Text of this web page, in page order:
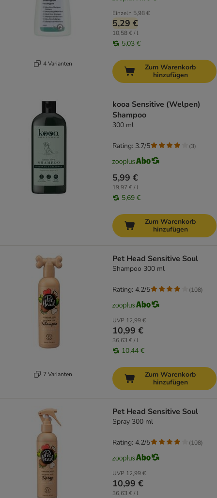
4 Varianten
Einzeln 5,98 €
5,29 €
10,58 € / l
5,03 €
Zum Warenkorb
hinzufügen
kooa Sensitive (Welpen)
Shampoo
300 ml
5,99 €
19,97 € / l
5,69 €
Rating: 3.7/5 (3)
Zum Warenkorb
hinzufügen
7 Varianten
Pet Head Sensitive Soul
Shampoo 300 ml
UVP 12,99 €
10,99 €
36,63 € / l
10,44 €
Rating: 4.2/5 (108)
Zum Warenkorb
hinzufügen
Pet Head Sensitive Soul
Spray 300 ml
UVP 12,99 €
10,99 €
36,63 € / l
Rating: 4.2/5 (108)